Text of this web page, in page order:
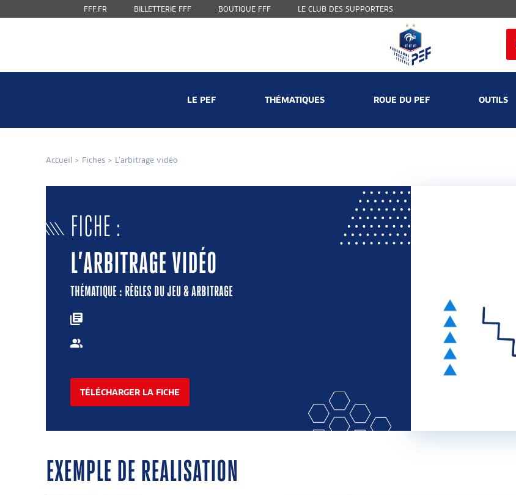
FFF.FR BILLETTERIE FFF BOUTIQUE FFF LE CLUB DES SUPPORTERS
LE PEF THÉMATIQUES ROUE DU PEF OUTILS
Accueil > Fiches > L’arbitrage vidéo
FICHE :
L’ARBITRAGE VIDÉO
THÉMATIQUE : RÈGLES DU JEU & ARBITRAGE
TÉLÉCHARGER LA FICHE
EXEMPLE DE REALISATION